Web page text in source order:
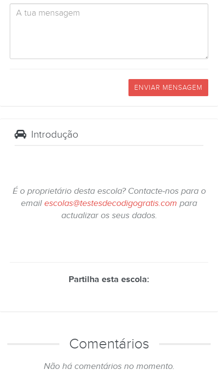
ENVIAR MENSAGEM
Introdução
É o proprietário desta escola? Contacte-nos para o
emailescolas@testesdecodigogratis.com para
actualizar os seus dados.
Partilha esta escola:
Comentários
Não há comentários no momento.